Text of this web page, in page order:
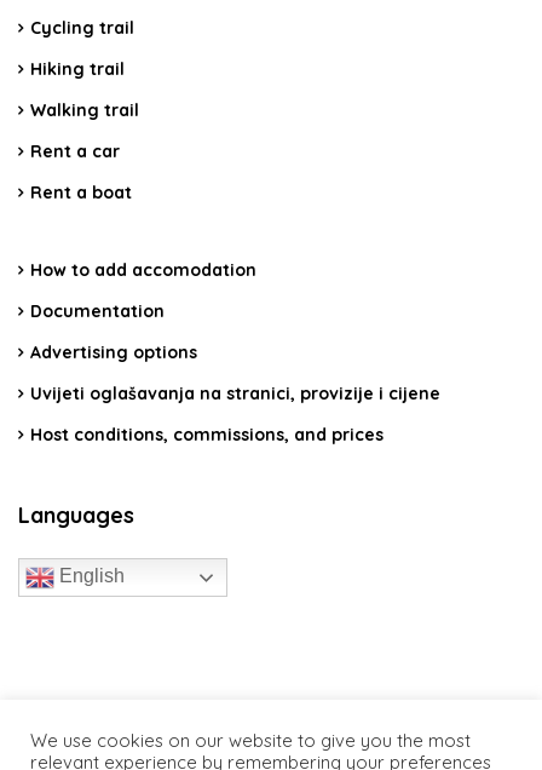
Cycling trail
Hiking trail
Walking trail
Rent a car
Rent a boat
How to add accomodation
Documentation
Advertising options
Uvijeti oglašavanja na stranici, provizije i cijene
Host conditions, commissions, and prices
Languages
English
We use cookies on our website to give you the most
relevant experience by remembering your preferences